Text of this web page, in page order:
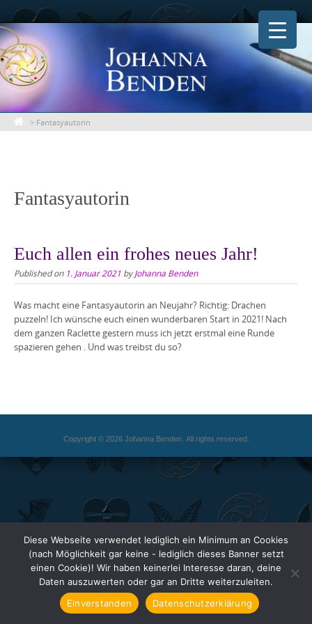
Skip
to
content
> Fantasyautorin
Fantasyautorin
Euch allen ein frohes neues Jahr!
Published on 1. Januar 2021 byJohanna Benden
Was macht eine Fantasyautorin an Neujahr? Richtig: Drachen
puzzeln! Ich wünsche euch einen wunderbaren Start in 2021! Nach
dem ganzen Raclette gestern muss ich jetzt erstmal eine Runde
spazieren gehen . Und was treibst du so?
Copyright © 2026 Johanna Benden. All rights reserved.
Diese Webseite verwendet lediglich ein Minimum an Cookies
(nach Möglichkeit gar keine - lediglich dieses Banner setzt
einen Cookie)! Wir haben keinerlei Interesse daran, deine
Daten auszuwerten oder gar an Dritte weiterzuleiten.
Einverstanden
Datenschutzerklärung